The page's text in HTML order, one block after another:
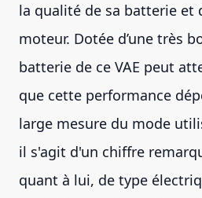
la qualité de sa batterie et
moteur. Dotée d’une très
batterie de ce VAE peut
que cette performance
large mesure du mode
il s'agit d'un chiffre
quant à lui, de type